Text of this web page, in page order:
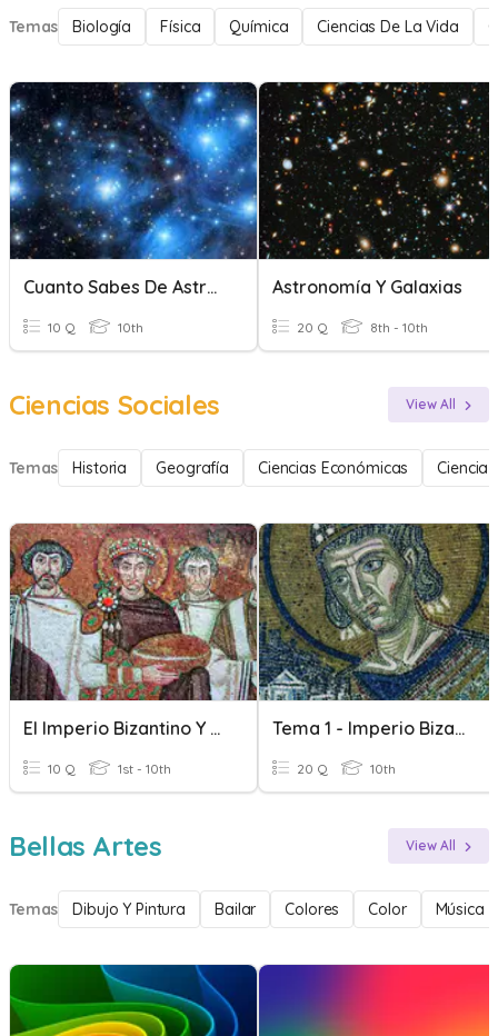
Temas Biología Física Química Ciencias De La Vida
Cuanto Sabes De Astronomía?
10 Q 10th
Astronomía Y Galaxias
20 Q 8th - 10th
Ciencias Sociales View All
Temas Historia Geografía Ciencias Económicas Ciencia
El Imperio Bizantino Y El Islam
10 Q 1st - 10th
Tema 1 - Imperio Bizantino
20 Q 10th
Bellas Artes View All
Temas Dibujo Y Pintura Bailar Colores Color Música